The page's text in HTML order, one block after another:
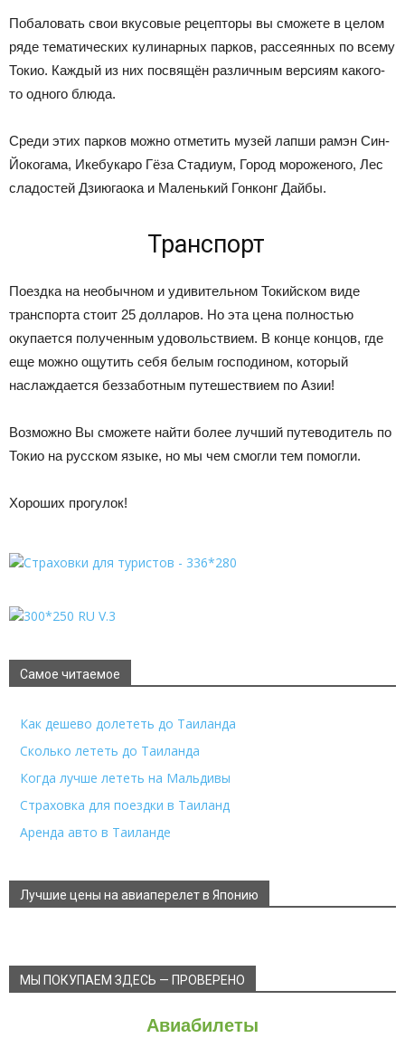
Побаловать свои вкусовые рецепторы вы сможете в целом
ряде тематических кулинарных парков, рассеянных по всему
Токио. Каждый из них посвящён различным версиям какого-
то одного блюда.
Среди этих парков можно отметить музей лапши рамэн Син-
Йокогама, Икебукаро Гёза Стадиум, Город мороженого, Лес
сладостей Дзиюгаока и Маленький Гонконг Дайбы.
Транспорт
Поездка на необычном и удивительном Токийском виде
транспорта стоит 25 долларов. Но эта цена полностью
окупается полученным удовольствием. В конце концов, где
еще можно ощутить себя белым господином, который
наслаждается беззаботным путешествием по Азии!
Возможно Вы сможете найти более лучший путеводитель по
Токио на русском языке, но мы чем смогли тем помогли.
Хороших прогулок!
Самое читаемое
Как дешево долететь до Таиланда
Сколько лететь до Таиланда
Когда лучше лететь на Мальдивы
Страховка для поездки в Таиланд
Аренда авто в Таиланде
Лучшие цены на авиаперелет в Японию
МЫ ПОКУПАЕМ ЗДЕСЬ — ПРОВЕРЕНО
Авиабилеты